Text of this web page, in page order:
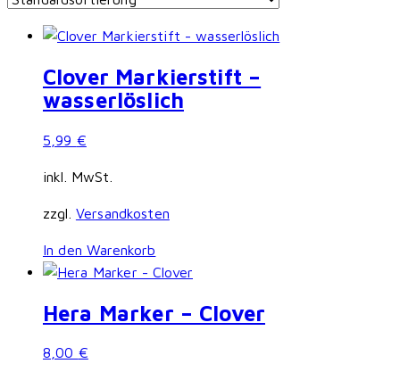
Clover Markierstift –
wasserlöslich
5,99 €
inkl. MwSt.
zzgl. Versandkosten
In den Warenkorb
Hera Marker – Clover
8,00 €